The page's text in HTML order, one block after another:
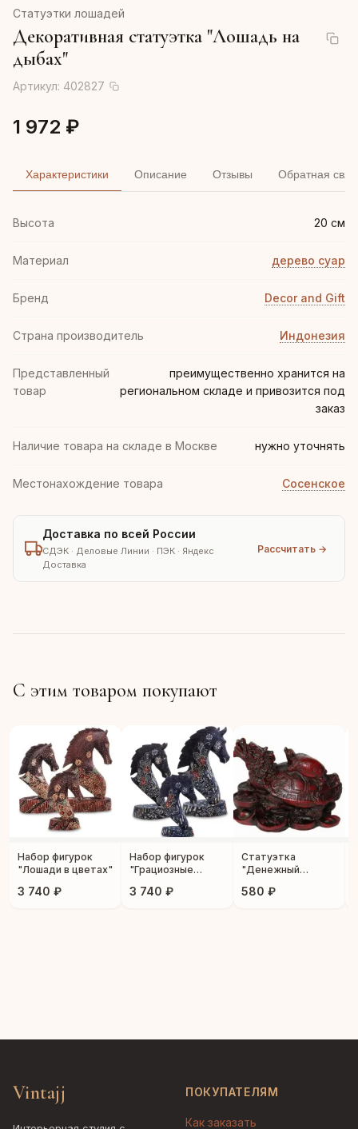
Статуэтки лошадей
Декоративная статуэтка "Лошадь на
дыбах"
Артикул: 402827
1 972 ₽
Характеристики Описание Отзывы Обратная
Высота 20 см
Материал дерево суар
Бренд Decor and Gift
Страна производитель Индонезия
Представленный
товар
преимущественно хранится на
региональном складе и привозится под
заказ
Наличие товара на складе в Москве нужно уточнять
Местонахождение товара Сосенское
Доставка по всей России
СДЭК · Деловые Линии · ПЭК · Яндекс
Доставка
Рассчитать →
С этим товаром покупают
Набор фигурок
"Лошади в цветах"
3 740 ₽
Набор фигурок
"Грациозные
3 740 ₽
Статуэтка
"Денежный
580 ₽
Vintajj ПОКУПАТЕЛЯМ
Как заказать